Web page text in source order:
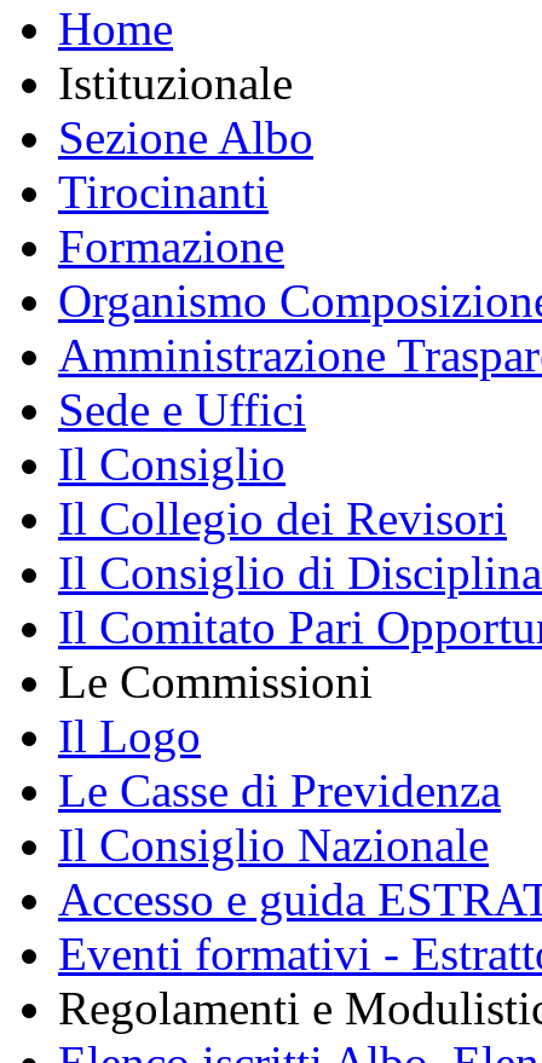
Home
Istituzionale
Sezione Albo
Tirocinanti
Formazione
Organismo
Amministrazione
Sede e Uffici
Il Consiglio
Il Collegio dei Revisori
Il Consiglio di
Il Comitato Pari
Le Commissioni
Il Logo
Le Casse di Previdenza
Il Consiglio Nazionale
Accesso e guida
Eventi formativi -
Regolamenti e